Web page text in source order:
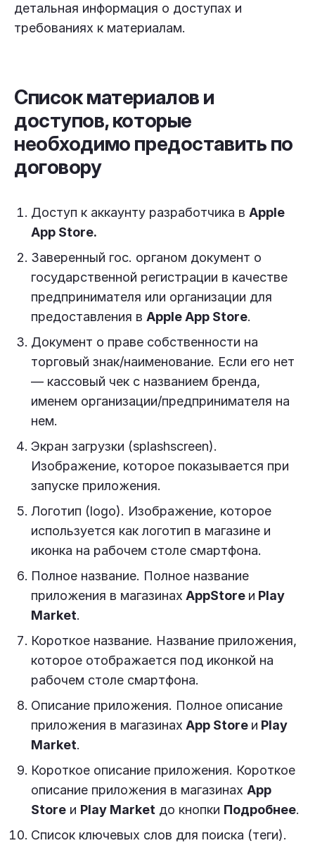
детальная информация о доступах и
требованиях к материалам.
Список материалов и
доступов, которые
необходимо предоставить по
договору
Доступ к аккаунту разработчика в Apple
App Store.
Заверенный гос. органом документ о
государственной регистрации в качестве
предпринимателя или организации для
предоставления в Apple App Store.
Документ о праве собственности на
торговый знак/наименование. Если его нет
— кассовый чек с названием бренда,
именем организации/предпринимателя на
нем.
Экран загрузки (splashscreen).
Изображение, которое показывается при
запуске приложения.
Логотип (logo). Изображение, которое
используется как логотип в магазине и
иконка на рабочем столе смартфона.
Полное название. Полное название
приложения в магазинах AppStore и Play
Market.
Короткое название. Название приложения,
которое отображается под иконкой на
рабочем столе смартфона.
Описание приложения. Полное описание
приложения в магазинах App Store и Play
Market.
Короткое описание приложения. Короткое
описание приложения в магазинах App
Store и Play Market до кнопки Подробнее.
Список ключевых слов для поиска (теги).